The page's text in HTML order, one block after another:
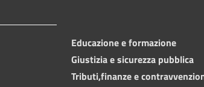
Educazione e formazione
Giustizia e sicurezza pubblica
Tributi,finanze e